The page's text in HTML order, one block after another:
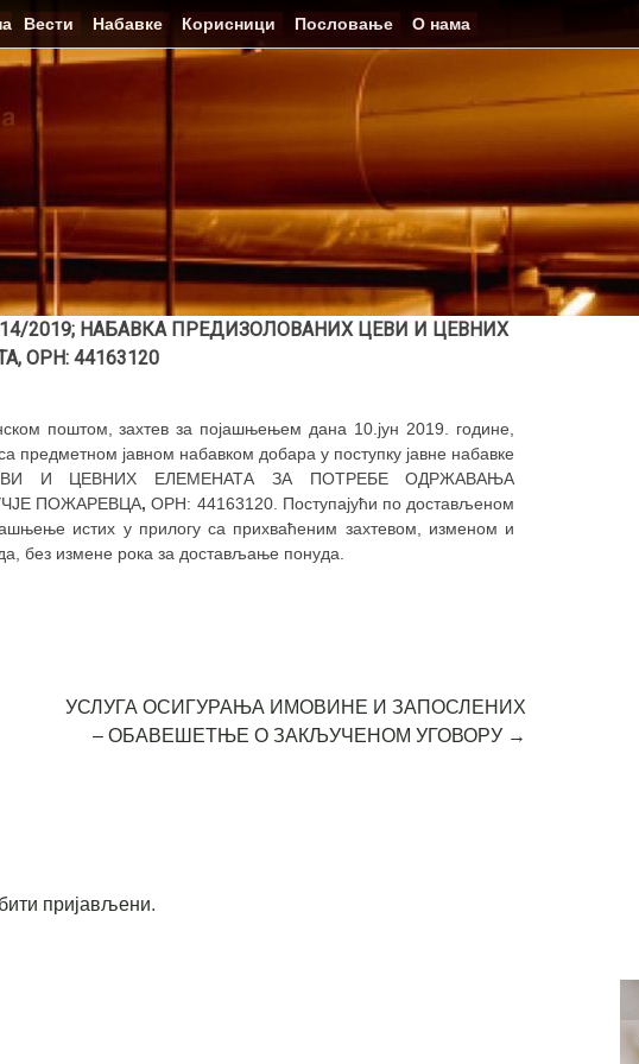
Вести Набавке Корисници Пословање О нама
2019; НАБАВКА ПРЕДИЗОЛОВАНИХ ЦЕВИ И ЦЕВНИХ
ОРН: 44163120
поштом, захтев за појашњењем дана 10.јун 2019. године,
предметном јавном набавком добара у поступку јавне набавке
И ЦЕВНИХ ЕЛЕМЕНАТА ЗА ПОТРЕБЕ ОДРЖАВАЊА
ПОЖАРЕВЦА,ОРН: 44163120. Поступајући по достављеном
истих у прилогу са прихваћеним захтевом, изменом и
без измене рока за достављање понуда.
УСЛУГА ОСИГУРАЊА ИМОВИНЕ И ЗАПОСЛЕНИХ
– ОБАВЕШЕТЊЕ О ЗАКЉУЧЕНОМ УГОВОРУ →
бити пријављени.